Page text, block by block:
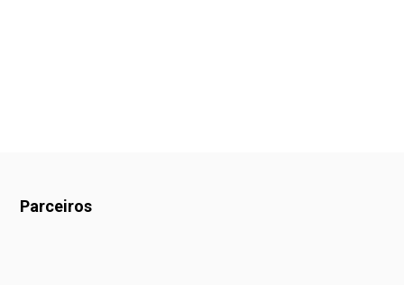
Parceiros